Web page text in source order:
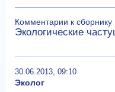
Комментарии к сборнику
Экологические
30.06.2013, 09:10
Эколог